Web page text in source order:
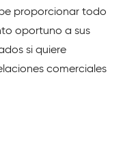
proporcionar todo
oportuno a sus
si quiere
comerciales